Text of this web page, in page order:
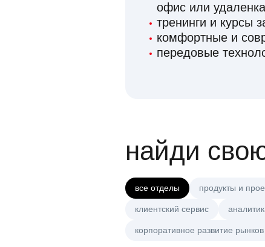
офис или удаленка
тренинги и курсы
комфортные и
передовые
найди
все отделы продукты и
клиентский сервис
корпоративное развитие